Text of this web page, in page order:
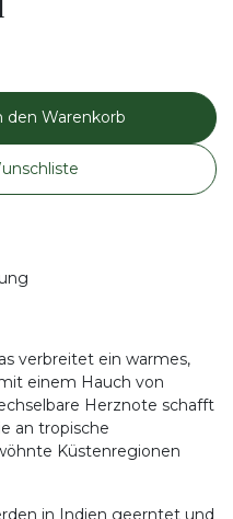
den Warenkorb
verbreitet ein warmes,
einem Hauch von
Herznote schafft
an tropische
Küstenregionen
in Indien geerntet und